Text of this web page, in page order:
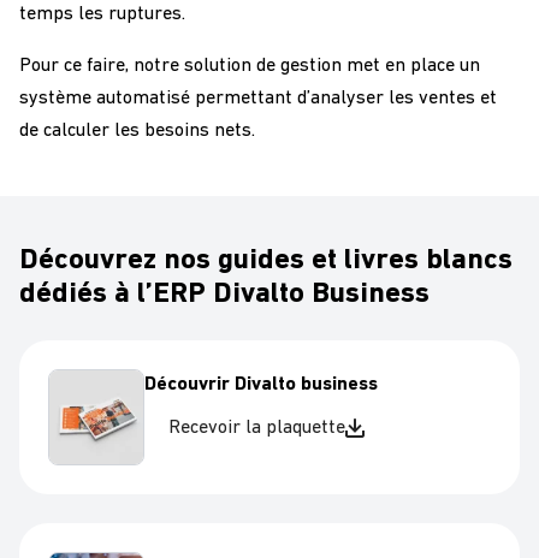
temps les ruptures.
Pour ce faire, notre solution de gestion met en place un
système automatisé permettant d’analyser les ventes et
de calculer les besoins nets.
Découvrez nos guides et livres blancs
dédiés à l’ERP Divalto Business
Découvrir Divalto business
Recevoir la plaquette